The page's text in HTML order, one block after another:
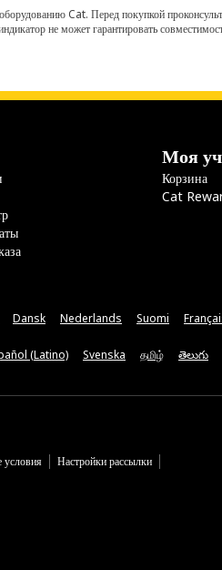
Cat. Перед покупкой
не может гарантировать
Моя
Корзина
Cat
Dansk Nederlands Suomi
(Latino) Svenska தமிழ் తెలుగు
Настройки рассылки